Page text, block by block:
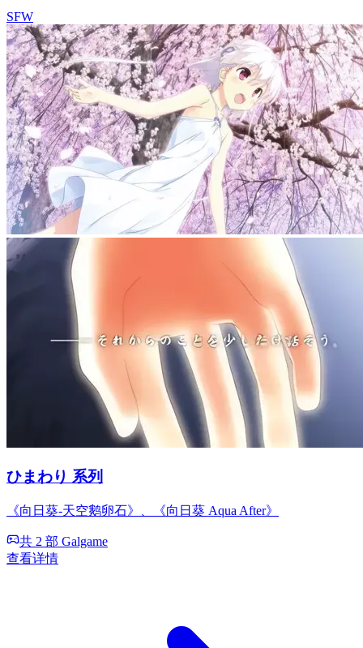
SFW
ひまわり 系列
《向日葵-天空鹅卵石》、《向日葵 Aqua After》
共 2 部 Galgame
查看详情